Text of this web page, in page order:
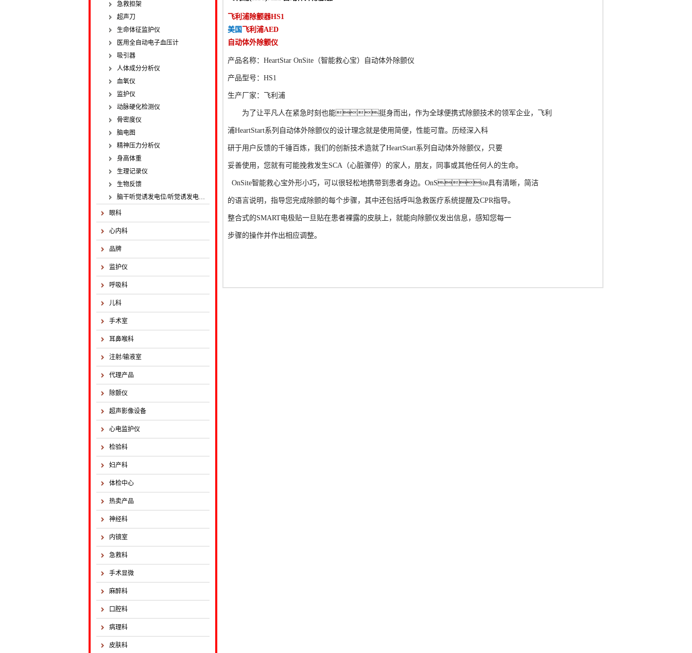
急救担架
超声刀
生命体征监护仪
医用全自动电子血压计
吸引器
人体成分分析仪
血氧仪
监护仪
动脉硬化检测仪
骨密度仪
脑电图
精神压力分析仪
身高体重
生理记录仪
生物反馈
脑干听觉诱发电位/听觉诱发电位仪
眼科
心内科
品牌
监护仪
呼吸科
儿科
手术室
耳鼻喉科
注射/输液室
代理产品
除颤仪
超声影像设备
心电监护仪
检验科
妇产科
体检中心
热卖产品
神经科
内镜室
急救科
手术显微
麻醉科
口腔科
病理科
皮肤科
飞利浦除颤器HS1
美国
飞利浦AED
自动体外除颤仪
产品名称：HeartStar OnSite（智能救心宝）自动体外除颤仪
产品型号：HS1
生产厂家：飞利浦
为了让平凡人在紧急时刻也能挺身而出，作为全球便携式除颤技术的领军企业，飞利
浦HeartStart系列自动体外除颤仪的设计理念就是使用简便，性能可靠。历经深入科
研于用户反馈的千锤百炼，我们的创新技术造就了HeartStart系列自动体外除颤仪，只要
妥善使用，您就有可能挽救发生SCA（心脏骤停）的家人，朋友，同事或其他任何人的生命。
OnSite智能救心宝外形小巧，可以很轻松地携带到患者身边。OnSite具有清晰，简洁
的语言说明，指导您完成除颤的每个步骤，其中还包括呼叫急救医疗系统提醒及CPR指导。
整合式的SMART电极贴一旦贴在患者裸露的皮肤上，就能向除颤仪发出信息，感知您每一
步骤的操作并作出相应调整。